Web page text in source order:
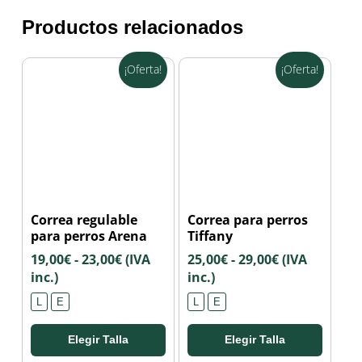
Productos relacionados
¡Oferta!
producto
tiene
múltiples
variantes.
Las
pueden
Correa regulable
para perros Arena
19,00€-23,00€Rango
19,00€
hasta
(IVA
inc.)
L E
Elegir Talla
¡Oferta!
producto
tiene
múltiples
variantes.
Las
pueden
Correa para perros
Tiffany
25,00€-29,00€Rango
25,00€
hasta
(IVA
inc.)
L E
Elegir Talla